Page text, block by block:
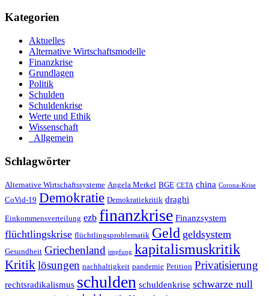
Kategorien
Aktuelles
Alternative Wirtschaftsmodelle
Finanzkrise
Grundlagen
Politik
Schulden
Schuldenkrise
Werte und Ethik
Wissenschaft
_Allgemein
Schlagwörter
Alternative Wirtschaftssysteme Angela Merkel BGE CETA china Corona-Krise
CoVid-19 Demokratie Demokratiekritik draghi
Einkommensverteilung ezb finanzkrise Finanzsystem
flüchtlingskrise flüchtlingsproblematik Geld geldsystem
Gesundheit Griechenland impfung kapitalismuskritik
Kritik lösungen nachhaltigkeit pandemie Petition Privatisierung
rechtsradikalismus schulden schuldenkrise schwarze null